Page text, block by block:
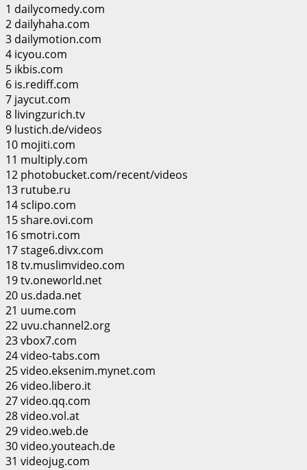
1 dailycomedy.com
2 dailyhaha.com
3 dailymotion.com
4 icyou.com
5 ikbis.com
6 is.rediff.com
7 jaycut.com
8 livingzurich.tv
9 lustich.de/videos
10 mojiti.com
11 multiply.com
12 photobucket.com/recent/videos
13 rutube.ru
14 sclipo.com
15 share.ovi.com
16 smotri.com
17 stage6.divx.com
18 tv.muslimvideo.com
19 tv.oneworld.net
20 us.dada.net
21 uume.com
22 uvu.channel2.org
23 vbox7.com
24 video-tabs.com
25 video.eksenim.mynet.com
26 video.libero.it
27 video.qq.com
28 video.vol.at
29 video.web.de
30 video.youteach.de
31 videojug.com